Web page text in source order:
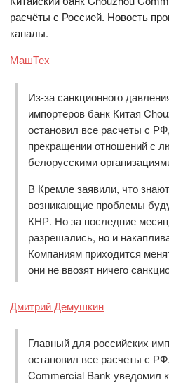
расчёты с Россией. Новость
каналы.
МашТех
Из-за санкционного
импортеров банк Китая
остановил все расчеты с
прекращении отношений с
белорусскими
В Кремле заявили, что
возникающие проблемы
КНР. Но за последние
разрешались, но и
Компаниям приходится
они не ввозят ничего
Дмитрий Демушкин
Главный для российских
остановил все расчеты с
Commercial Bank уведомил